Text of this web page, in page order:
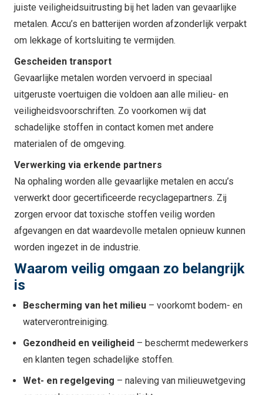
juiste veiligheidsuitrusting bij het laden van gevaarlijke
metalen. Accu’s en batterijen worden afzonderlijk verpakt
om lekkage of kortsluiting te vermijden.
Gescheiden transport
Gevaarlijke metalen worden vervoerd in speciaal
uitgeruste voertuigen die voldoen aan alle milieu- en
veiligheidsvoorschriften. Zo voorkomen wij dat
schadelijke stoffen in contact komen met andere
materialen of de omgeving.
Verwerking via erkende partners
Na ophaling worden alle gevaarlijke metalen en accu’s
verwerkt door gecertificeerde recyclagepartners. Zij
zorgen ervoor dat toxische stoffen veilig worden
afgevangen en dat waardevolle metalen opnieuw kunnen
worden ingezet in de industrie.
Waarom veilig omgaan zo belangrijk
is
Bescherming van het milieu – voorkomt bodem- en
waterverontreiniging.
Gezondheid en veiligheid – beschermt medewerkers
en klanten tegen schadelijke stoffen.
Wet- en regelgeving – naleving van milieuwetgeving